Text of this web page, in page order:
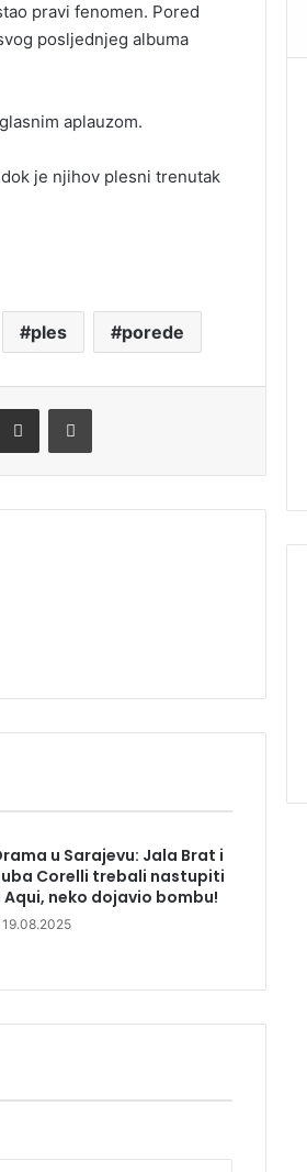
pravi fenomen. Pored
posljednjeg albuma
aplauzom.
je njihov plesni trenutak
ples porede
u Sarajevu: Jala Brat i
Corelli trebali nastupiti
Aqui, neko dojavio bombu!
19.08.2025